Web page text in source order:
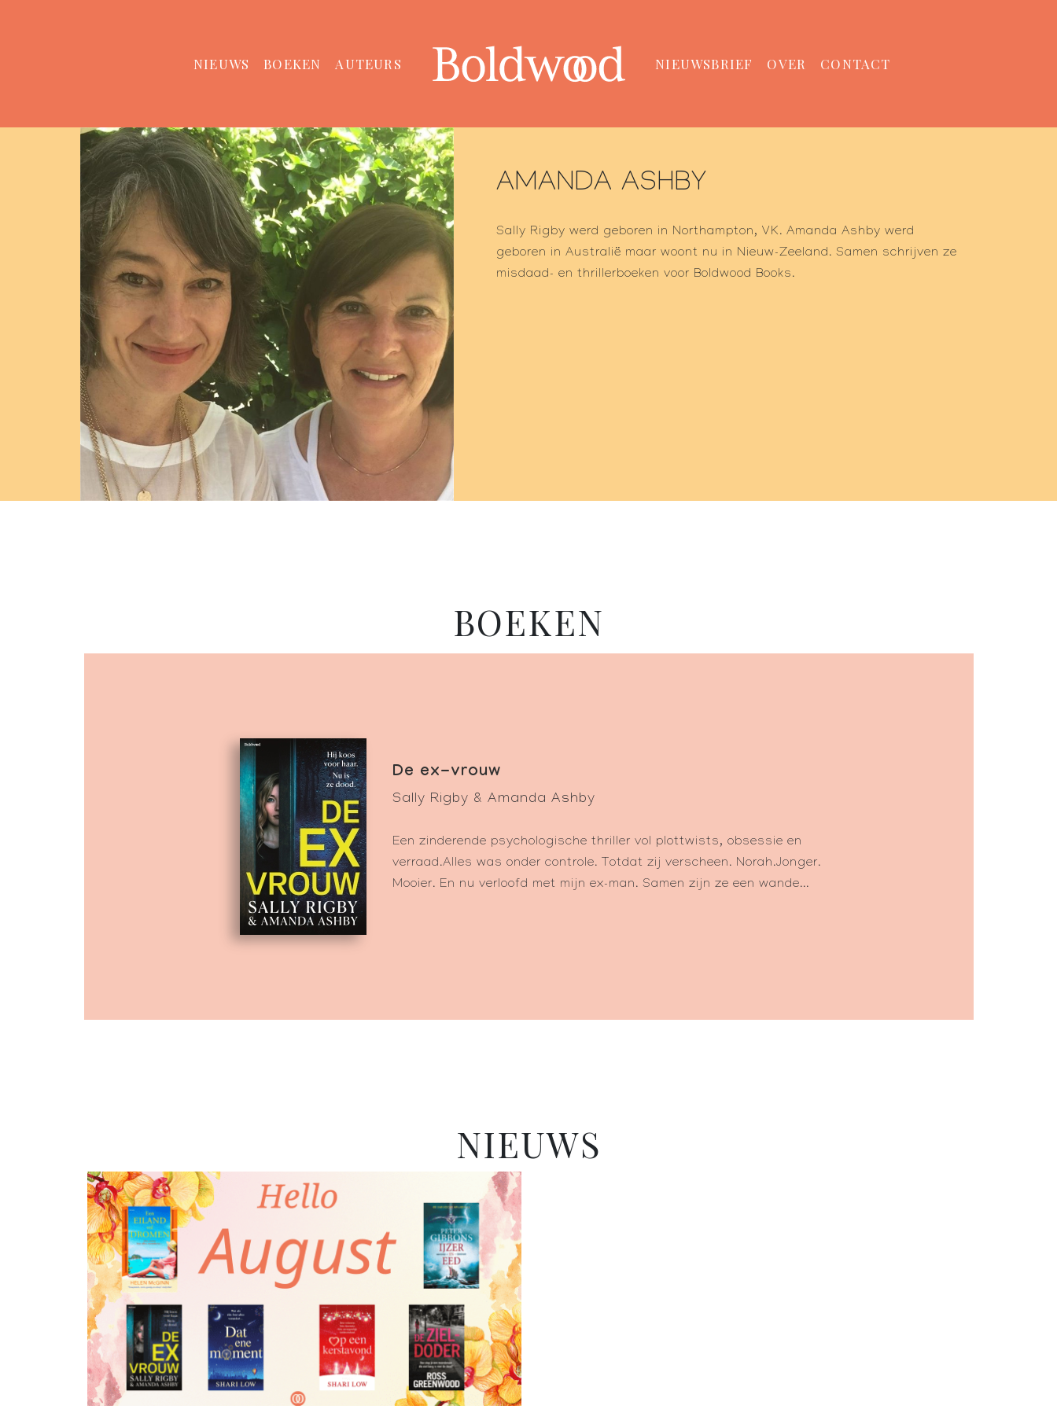
NIEUWS BOEKEN AUTEURS NIEUWSBRIEF OVER CONTACT
AMANDA ASHBY
Sally Rigby werd geboren in Northampton, VK. Amanda Ashby werd
geboren in Australië maar woont nu in Nieuw-Zeeland. Samen schrijven ze
misdaad- en thrillerboeken voor Boldwood Books.
BOEKEN
De ex-vrouw
Sally Rigby & Amanda Ashby
Een zinderende psychologische thriller vol plottwists, obsessie en
verraad.Alles was onder controle. Totdat zij verscheen. Norah.Jonger.
Mooier. En nu verloofd met mijn ex-man. Samen zijn ze een wande...
NIEUWS